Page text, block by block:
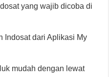
yang wajib dicoba di
Indosat dari Aplikasi My
mudah dengan lewat